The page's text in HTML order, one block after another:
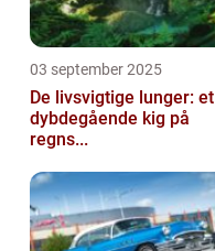
03 september 2025
De livsvigtige lunger: et
dybdegående kig på
regns...